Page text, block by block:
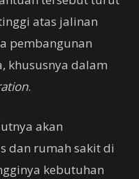
atas jalinan
pembangunan
khususnya dalam
.
akan
dan rumah sakit di
kebutuhan